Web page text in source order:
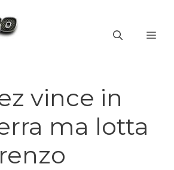
vince in
ma lotta